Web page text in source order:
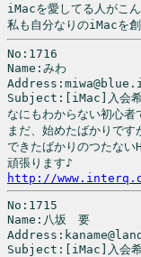
iMacを愛してる人がこ
No:1716
Name:みわ
Subject:[iMac]入会
なにもわからない初心者
まだ、始めたばかりです
できたばかりのつたない
http://
No:1715
Name:八坂　要
Subject:[iMac]入会